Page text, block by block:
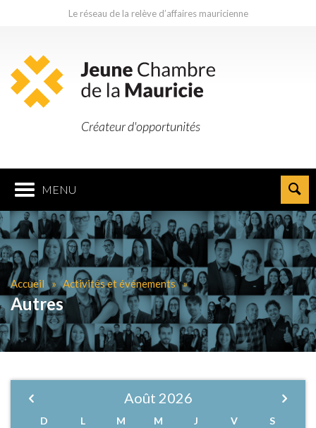
Le réseau de la relève d’affaires mauricienne
Créateur d'opportunités
MENU
Accueil Activités et événements
Autres
Août 2026
D L M M J V
S